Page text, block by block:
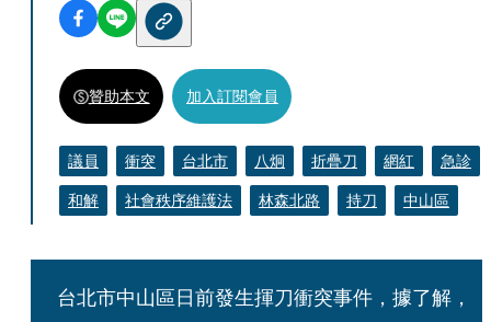
贊助本文 加入訂閱會員
議員 衝突 台北市 八炯 折疊刀 網紅
急診
和解
社會秩序維護法 林森北路 持刀 中山區
台北市中山區日前發生揮刀衝突事件，據了解，